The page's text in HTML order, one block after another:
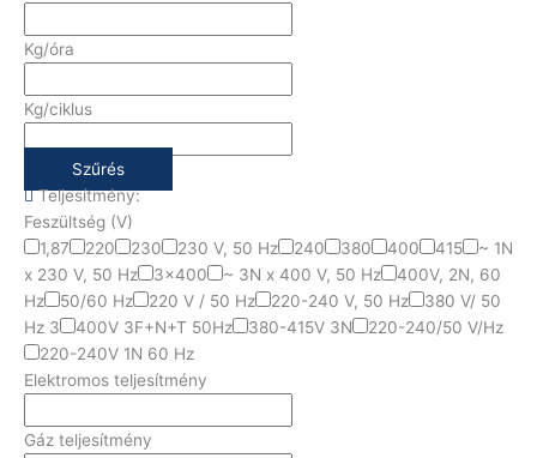
Kg/óra
Kg/ciklus
Szűrés
Teljesítmény:
Feszültség (V)
1,87
220 230 230 V, 50 Hz 240 380 400 415
~ 1N
x 230 V, 50 Hz
3x400 ~ 3N x 400 V, 50 Hz
400V, 2N, 60
Hz
50/60 Hz 220 V / 50 Hz 220-240 V, 50 Hz
380 V/ 50
Hz 3
400V 3F+N+T 50Hz 380-415V 3N
220-240/50 V/Hz
220-240V 1N 60 Hz
Elektromos teljesítmény
Gáz teljesítmény